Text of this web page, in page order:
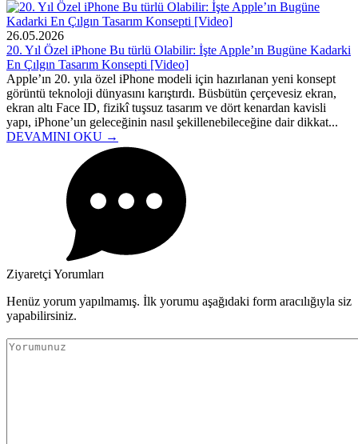
26.05.2026
20. Yıl Özel iPhone Bu türlü Olabilir: İşte Apple’ın Bugüne Kadarki
En Çılgın Tasarım Konsepti [Video]
Apple’ın 20. yıla özel iPhone modeli için hazırlanan yeni konsept
görüntü teknoloji dünyasını karıştırdı. Büsbütün çerçevesiz ekran,
ekran altı Face ID, fizikî tuşsuz tasarım ve dört kenardan kavisli
yapı, iPhone’un geleceğinin nasıl şekillenebileceğine dair dikkat...
DEVAMINI OKU →
Ziyaretçi Yorumları
Henüz yorum yapılmamış. İlk yorumu aşağıdaki form aracılığıyla siz
yapabilirsiniz.